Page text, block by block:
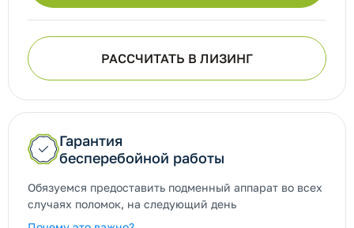
РАССЧИТАТЬ В ЛИЗИНГ
Гарантия
бесперебойной работы
Обязуемся предоставить подменный аппарат во всех
случаях поломок, на следующий день